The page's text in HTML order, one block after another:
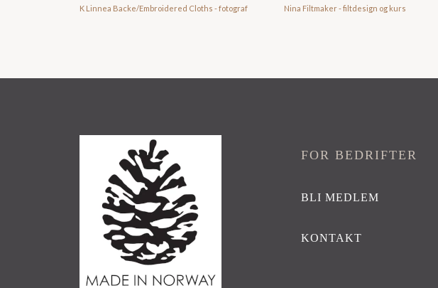
K Linnea Backe/Embroidered Cloths - fotograf Nina Filtmaker - filtdesign og kurs
FOR BEDRIFTER
BLI MEDLEM
KONTAKT